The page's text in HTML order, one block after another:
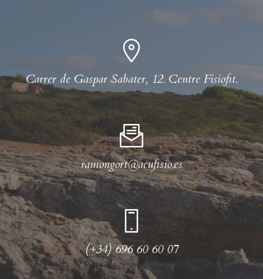
Carrer de Gaspar Sabater, 12. Centre Fisiofit.
ramongort@acufisio.es
(+34) 696 60 60 07